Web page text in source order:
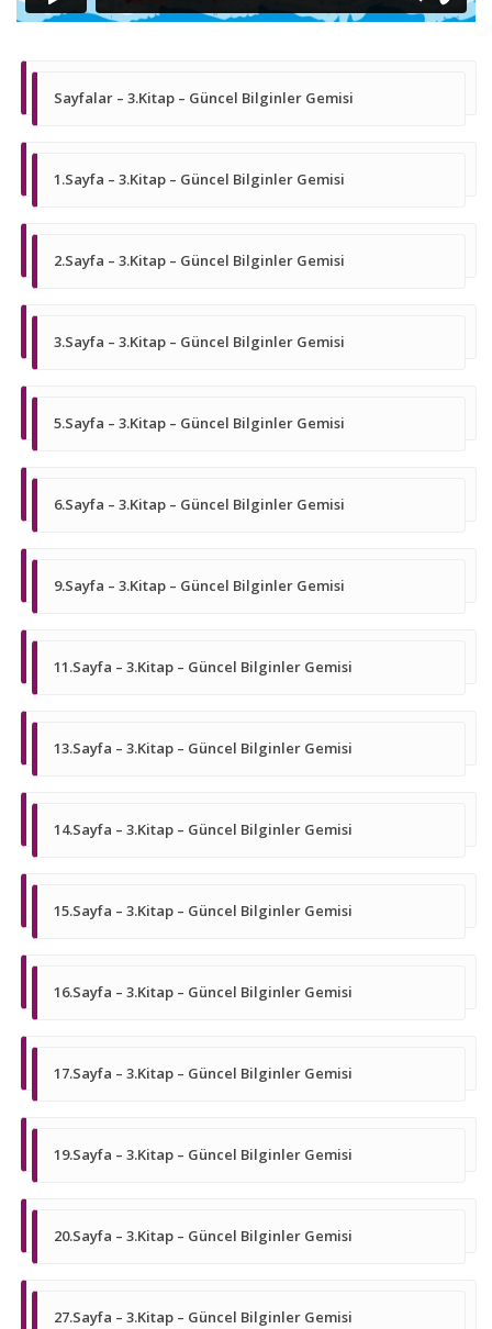
Sayfalar – 3.Kitap – Güncel Bilginler Gemisi
1.Sayfa – 3.Kitap – Güncel Bilginler Gemisi
2.Sayfa – 3.Kitap – Güncel Bilginler Gemisi
3.Sayfa – 3.Kitap – Güncel Bilginler Gemisi
5.Sayfa – 3.Kitap – Güncel Bilginler Gemisi
6.Sayfa – 3.Kitap – Güncel Bilginler Gemisi
9.Sayfa – 3.Kitap – Güncel Bilginler Gemisi
11.Sayfa – 3.Kitap – Güncel Bilginler Gemisi
13.Sayfa – 3.Kitap – Güncel Bilginler Gemisi
14.Sayfa – 3.Kitap – Güncel Bilginler Gemisi
15.Sayfa – 3.Kitap – Güncel Bilginler Gemisi
16.Sayfa – 3.Kitap – Güncel Bilginler Gemisi
17.Sayfa – 3.Kitap – Güncel Bilginler Gemisi
19.Sayfa – 3.Kitap – Güncel Bilginler Gemisi
20.Sayfa – 3.Kitap – Güncel Bilginler Gemisi
27.Sayfa – 3.Kitap – Güncel Bilginler Gemisi